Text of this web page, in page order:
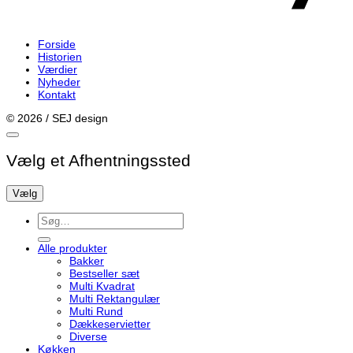
Forside
Historien
Værdier
Nyheder
Kontakt
© 2026 / SEJ design
Vælg et Afhentningssted
Vælg
Søg
efter:
Alle produkter
Bakker
Bestseller sæt
Multi Kvadrat
Multi Rektangulær
Multi Rund
Dækkeservietter
Diverse
Køkken